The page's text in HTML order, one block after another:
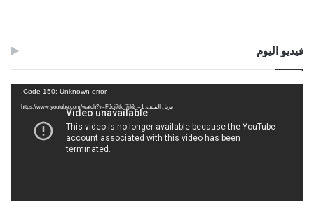
فيديو اليوم
Code 150: Unknown error.
تنزيل الملف: https://www.youtube.com/watch?v=FJdj7tk_7jI&_=1